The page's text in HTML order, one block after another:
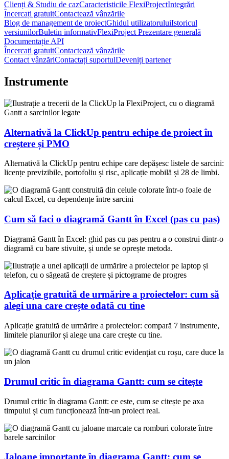
Clienți & Studiu de cazCaracteristicile FlexiProjectIntegrări
Încercați gratuitContactează vânzările
Blog de management de proiectGhidul utilizatoruluiIstoricul
versiunilorBuletin informativFlexiProject Prezentare generală
Documentație API
Încercați gratuitContactează vânzările
Contact vânzăriContactați suportulDeveniți partener
Instrumente
Alternativă la ClickUp pentru echipe de proiect în
creștere și PMO
Alternativă la ClickUp pentru echipe care depășesc listele de sarcini:
licențe previzibile, portofoliu și risc, aplicație mobilă și 28 de limbi.
Cum să faci o diagramă Gantt în Excel (pas cu pas)
Diagramă Gantt în Excel: ghid pas cu pas pentru a o construi dintr-o
diagramă cu bare stivuite, și unde se oprește metoda.
Aplicație gratuită de urmărire a proiectelor: cum să
alegi una care crește odată cu tine
Aplicație gratuită de urmărire a proiectelor: compară 7 instrumente,
limitele planurilor și alege una care crește cu tine.
Drumul critic în diagrama Gantt: cum se citește
Drumul critic în diagrama Gantt: ce este, cum se citește pe axa
timpului și cum funcționează într-un proiect real.
Jaloane importante în diagrama Gantt: cum se